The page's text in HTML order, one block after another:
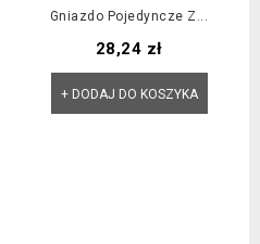
Gniazdo Pojedyncze Z...
Cena
28,24 zł
+ DODAJ DO KOSZYKA